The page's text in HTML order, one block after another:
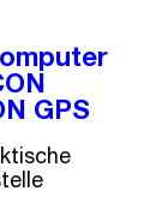
GPS